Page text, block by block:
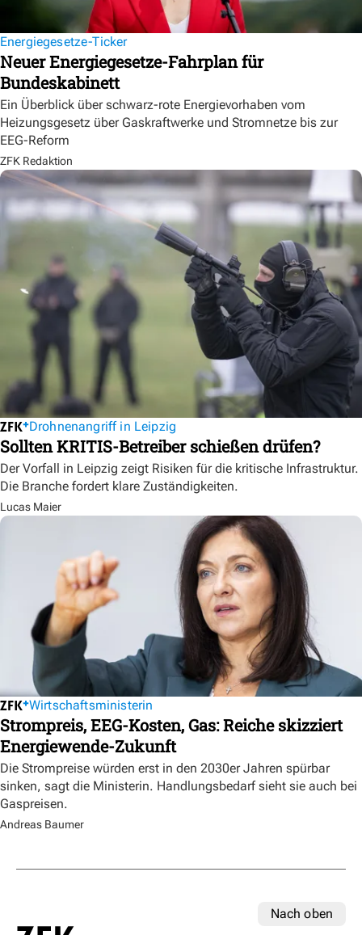
Energiegesetze-Ticker
Neuer Energiegesetze-Fahrplan für
Bundeskabinett
Ein Überblick über schwarz-rote Energievorhaben vom
Heizungsgesetz über Gaskraftwerke und Stromnetze bis zur
EEG-Reform
ZFK Redaktion
Drohnenangriff in Leipzig
Sollten KRITIS-Betreiber schießen drüfen?
Der Vorfall in Leipzig zeigt Risiken für die kritische Infrastruktur.
Die Branche fordert klare Zuständigkeiten.
Lucas Maier
Wirtschaftsministerin
Strompreis, EEG-Kosten, Gas: Reiche skizziert
Energiewende-Zukunft
Die Strompreise würden erst in den 2030er Jahren spürbar
sinken, sagt die Ministerin. Handlungsbedarf sieht sie auch bei
Gaspreisen.
Andreas Baumer
Nach oben